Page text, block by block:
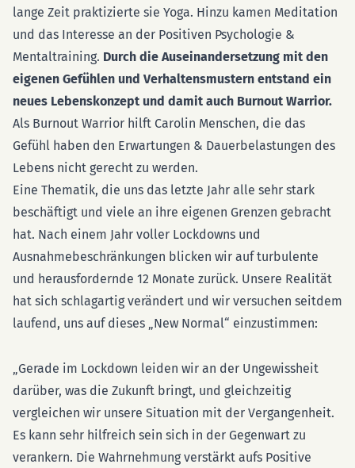
lange Zeit praktizierte sie Yoga. Hinzu kamen Meditation
und das Interesse an der Positiven Psychologie &
Mentaltraining. Durch die Auseinandersetzung mit den
eigenen Gefühlen und Verhaltensmustern entstand ein
neues Lebenskonzept und damit auch Burnout Warrior.
Als Burnout Warrior hilft Carolin Menschen, die das
Gefühl haben den Erwartungen & Dauerbelastungen des
Lebens nicht gerecht zu werden.
Eine Thematik, die uns das letzte Jahr alle sehr stark
beschäftigt und viele an ihre eigenen Grenzen gebracht
hat. Nach einem Jahr voller Lockdowns und
Ausnahmebeschränkungen blicken wir auf turbulente
und herausfordernde 12 Monate zurück. Unsere Realität
hat sich schlagartig verändert und wir versuchen seitdem
laufend, uns auf dieses „New Normal“ einzustimmen:
„Gerade im Lockdown leiden wir an der Ungewissheit
darüber, was die Zukunft bringt, und gleichzeitig
vergleichen wir unsere Situation mit der Vergangenheit.
Es kann sehr hilfreich sein sich in der Gegenwart zu
verankern. Die Wahrnehmung verstärkt aufs Positive